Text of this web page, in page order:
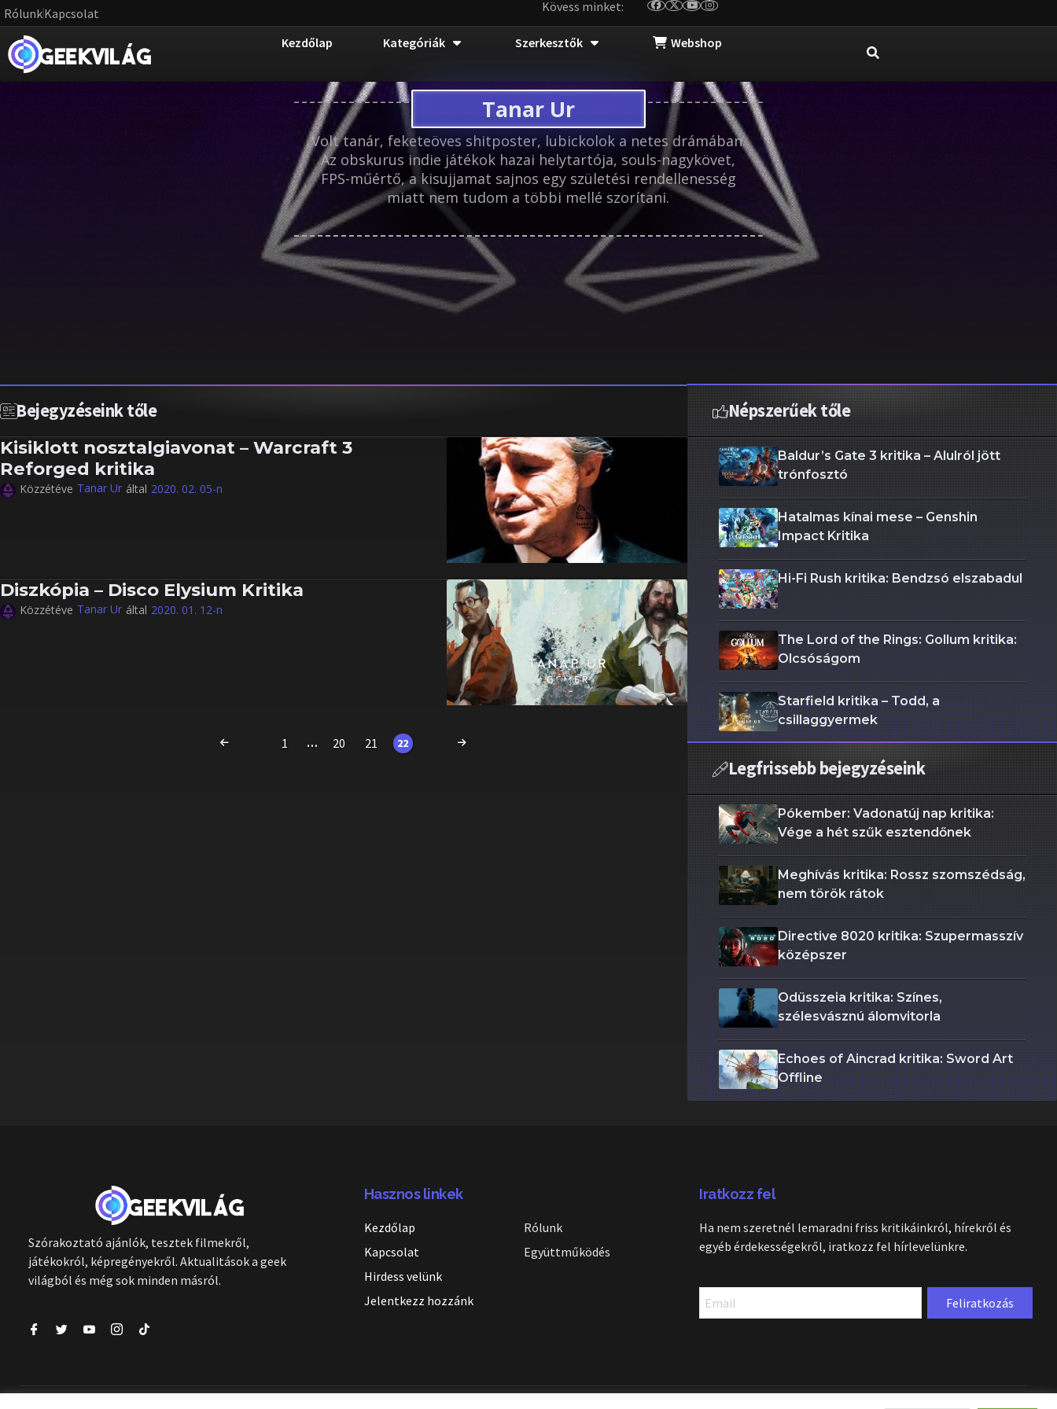
RólunkKapcsolat Kövess minket:
Kezdőlap Kategóriák Szerkesztők Webshop
Tanar Ur
Volt tanár, feketeöves shitposter, lubickolok a netes drámában.
Az obskurus indie játékok hazai helytartója, souls-nagykövet,
FPS-műértő, a kisujjamat sajnos egy születési rendellenesség
miatt nem tudom a többi mellé szorítani.
Bejegyzéseink tőle
Kisiklott nosztalgiavonat – Warcraft 3
Reforged kritika
Közzétéve Tanar Ur által 2020. 02. 05-n
Diszkópia – Disco Elysium Kritika
Közzétéve Tanar Ur által 2020. 01. 12-n
1 … 20 21 22
Népszerűek tőle
Baldur’s Gate 3 kritika – Alulról jött
trónfosztó
Hatalmas kínai mese – Genshin
Impact Kritika
Hi-Fi Rush kritika: Bendzsó elszabadul
The Lord of the Rings: Gollum kritika:
Olcsóságom
Starfield kritika – Todd, a
csillaggyermek
Legfrissebb bejegyzéseink
Pókember: Vadonatúj nap kritika:
Vége a hét szűk esztendőnek
Meghívás kritika: Rossz szomszédság,
nem török rátok
Directive 8020 kritika: Szupermasszív
középszer
Odüsszeia kritika: Színes,
szélesvásznú álomvitorla
Echoes of Aincrad kritika: Sword Art
Offline
Szórakoztató ajánlók, tesztek filmekről,
játékokról, képregényekről. Aktualitások a geek
világból és még sok minden másról.
Hasznos linkek
Kezdőlap
Kapcsolat
Hirdess velünk
Jelentkezz hozzánk
Rólunk
Együttműködés
Iratkozz fel
Ha nem szeretnél lemaradni friss kritikáinkról, hírekről és
egyéb érdekességekről, iratkozz fel hírlevelünkre.
Feliratkozás